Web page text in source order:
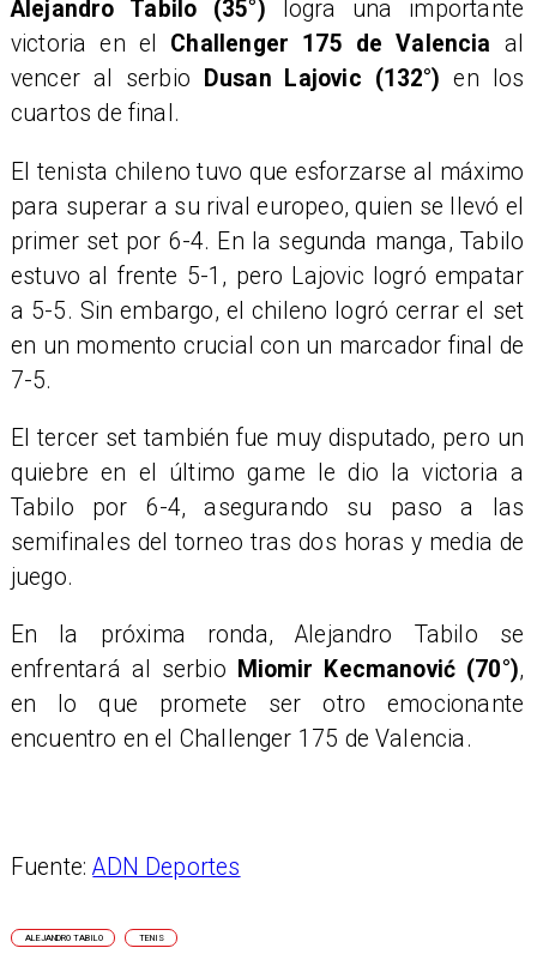
Alejandro Tabilo (35°) logra una importante
victoria en el Challenger 175 de Valencia al
vencer al serbio
Dusan Lajovic (132°) en los
cuartos de final.
El tenista chileno tuvo que esforzarse al máximo
para superar a su rival europeo, quien se llevó el
primer set por 6-4. En la segunda manga, Tabilo
estuvo al frente 5-1, pero Lajovic logró empatar
a 5-5. Sin embargo, el chileno logró cerrar el set
en un momento crucial con un marcador final de
7-5.
El tercer set también fue muy disputado, pero un
quiebre en el último game le dio la victoria a
Tabilo por 6-4, asegurando su paso a las
semifinales del torneo tras dos horas y media de
juego.
En la próxima ronda, Alejandro Tabilo se
enfrentará al serbio Miomir Kecmanović (70°),
en lo que promete ser otro emocionante
encuentro en el Challenger 175 de Valencia.
Fuente:ADN Deportes
ALEJANDRO TABILO TENIS